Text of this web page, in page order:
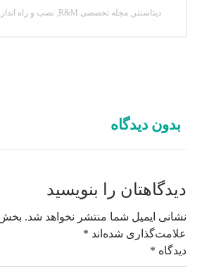
دیتاسنتر ,مجله تخصصی R&M , نصب و راه
بدون دیدگاه
دیدگاهتان را بنویسید
نشانی ایمیل شما منتشر نخواهد شد.
علامت‌گذاری شده‌اند *
دیدگاه *